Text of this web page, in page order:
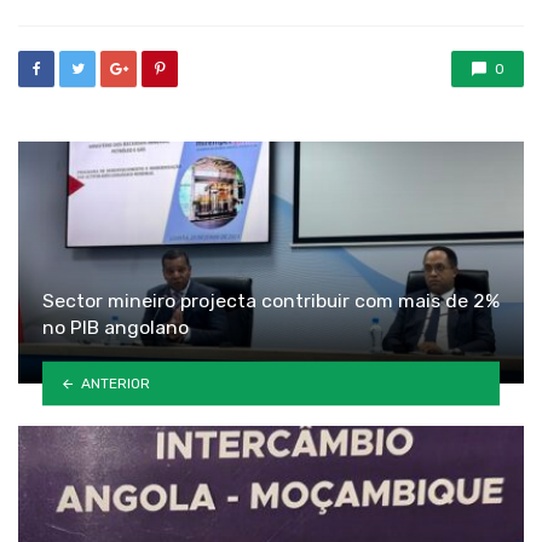
0
Sector mineiro projecta contribuir com mais de 2%
no PIB angolano
ANTERIOR